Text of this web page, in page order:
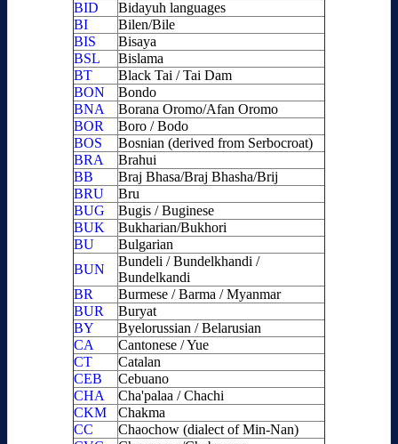
BID
Bidayuh languages
BI
Bilen/Bile
BIS
Bisaya
BSL
Bislama
BT
Black Tai / Tai Dam
BON
Bondo
BNA
Borana Oromo/Afan Oromo
BOR
Boro / Bodo
BOS
Bosnian (derived from Serbocroat)
BRA
Brahui
BB
Braj Bhasa/Braj Bhasha/Brij
BRU
Bru
BUG
Bugis / Buginese
BUK
Bukharian/Bukhori
BU
Bulgarian
BUN
Bundeli / Bundelkhandi /
Bundelkandi
BR
Burmese / Barma / Myanmar
BUR
Buryat
BY
Byelorussian / Belarusian
CA
Cantonese / Yue
CT
Catalan
CEB
Cebuano
CHA
Cha'palaa / Chachi
CKM
Chakma
CC
Chaochow (dialect of Min-Nan)